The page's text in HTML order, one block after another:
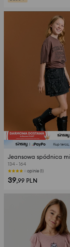
134 - 164
opinie (1)
39,99 PLN